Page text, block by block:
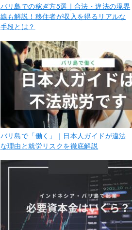
バリ島での稼ぎ方5選｜合法・違法の境界
線も解説！移住者が収入を得るリアルな
手段とは？
バリ島で「働く」｜日本人ガイドが違法
な理由と就労リスクを徹底解説